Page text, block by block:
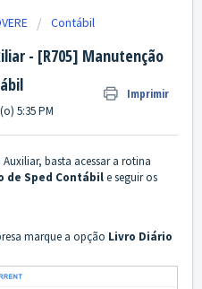
Contábil
- [R705] Manutenção
Imprimir
5:35 PM
basta acessar a rotina
de Sped Contábile seguir os
marque a opção Livro Diário